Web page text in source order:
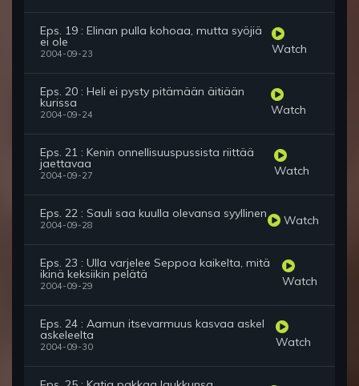
Eps. 19 : Elinan pulla kohoaa, mutta syöjiä
ei ole
2004-09-23 Watch
Eps. 20 : Heli ei pysty pitämään äitiään
kurissa
2004-09-24 Watch
Eps. 21 : Kenin onnellisuuspussista riittää
jaettavaa
2004-09-27 Watch
Eps. 22 : Sauli saa kuulla olevansa syyllinen
2004-09-28 Watch
Eps. 23 : Ulla varjelee Seppoa kaikelta, mitä
ikinä keksiikin pelätä
2004-09-29 Watch
Eps. 24 : Aamun itsevarmuus kasvaa askel
askeleelta
2004-09-30 Watch